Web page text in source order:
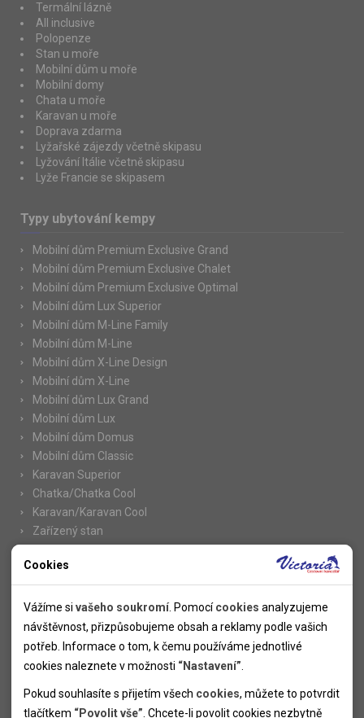
Termální lázně
All inclusive
Polopenze
Stan u moře
Mobilní dům u moře
Mobilní domy
Chata u moře
Karavan u moře
Doprava zdarma
Lyžařské zájezdy včetně skipasu
Lyžování Itálie včetně skipasu
Lyže Francie se skipasem
Typy ubytování kempy
Mobilní dům Premium Exclusive Grand
Mobilní dům Premium Exclusive Chalet
Mobilní dům Premium Exclusive Optimal
Mobilní dům Lux Superior
Mobilní dům M-Line Family
Mobilní dům M-Line
Mobilní dům X-Line Design
Mobilní dům X-Line
Mobilní dům Lux Grand
Mobilní dům Lux
Mobilní dům Domus
Mobilní dům Classic
Karavan Superior
Chatka/Chatka Cool
Karavan/Karavan Cool
Zařízený stan
Informace
Novinky
Kolektivy
SUPER FIRST MINUTE
Informace k letním pobytům
Informace o letecké dopravě
Cookies
Vážíme si vašeho soukromí . Pomocícookies analyzujeme
návštěvnost, přizpůsobujeme obsah a reklamy podle vašich
potřeb. Informace o tom, k čemu používáme jednotlivé
cookies naleznete v možnosti “Nastavení”
Pokud souhlasíte s přijetím všech cookies, můžete to potvrdit
tlačítkem “Povolit vše” . Chcete-li povolit cookies nezbytně
Nutné cookies pomáhají, aby byla webová stránka použitelná
tak, že umožní základní funkce jako navigace stránky a
přístup k zabezpečeným sekcím webové stránky. Webová
stránka nemůže správně fungovat bez těchto cookies.
Analytické cookies